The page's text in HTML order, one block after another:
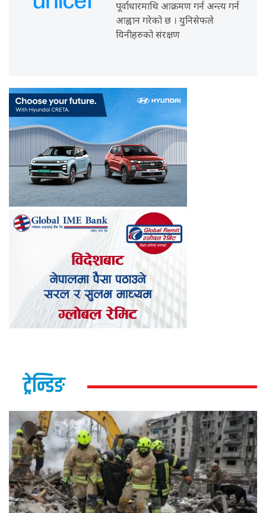
पूर्वाधारमाथि आक्रमण गर्न अन्त्य गर्न
आह्वान गरेको छ । युनिसेफले
यिनीहरुको संरक्षण
ट्रेन्डिङ